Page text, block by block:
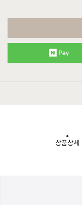
상품상세